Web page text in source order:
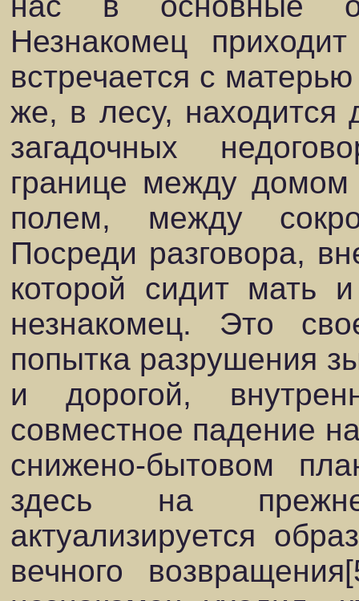
Незнакомец
встречается с
же, в лесу, находится
загадочных
границе между
полем, между
Посреди разговора,
которой сидит мать
незнакомец. Это
попытка разрушения
и дорогой,
совместное падение
снижено-бытовом
здесь на
актуализируется
вечного